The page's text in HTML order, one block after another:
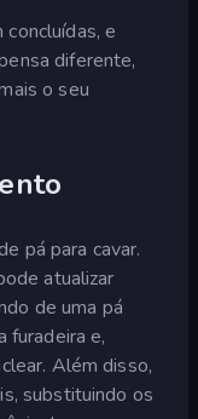
e
diferente,
o seu
pá para cavar.
atualizar
de uma pá
furadeira e,
Além disso,
substituindo os